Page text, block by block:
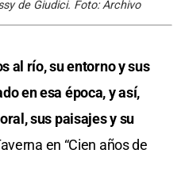
de Giudici. Foto: Archivo
al río, su entorno y sus
en esa época, y así,
sus paisajes y su
en “Cien años de